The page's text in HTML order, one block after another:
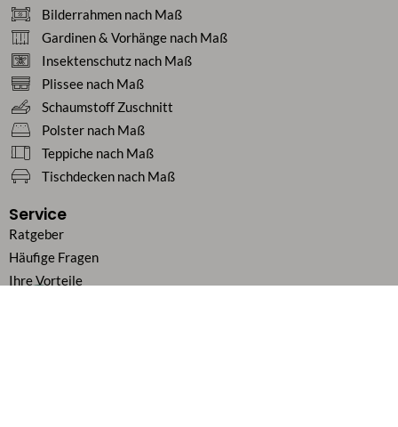
Bilderrahmen nach Maß
Gardinen & Vorhänge nach Maß
Insektenschutz nach Maß
Plissee nach Maß
Schaumstoff Zuschnitt
Polster nach Maß
Teppiche nach Maß
Tischdecken nach Maß
Service
Ratgeber
Häufige Fragen
Ihre Vorteile